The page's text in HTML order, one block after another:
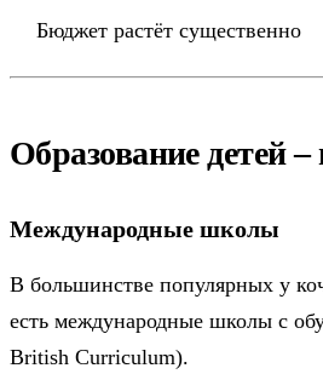
Бюджет растёт существенно
Образование детей
Международные школы
В большинстве популярных у
есть международные школы с
British Curriculum).